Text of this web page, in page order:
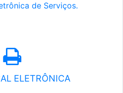
de Serviços.
ELETRÔNICA